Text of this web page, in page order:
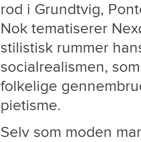
rod i Grundtvig,
Nok tematiserer
stilistisk rummer
socialrealismen,
folkelige
pietisme.
Selv som moden